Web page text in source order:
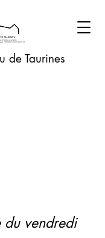
de Taurines
du vendredi